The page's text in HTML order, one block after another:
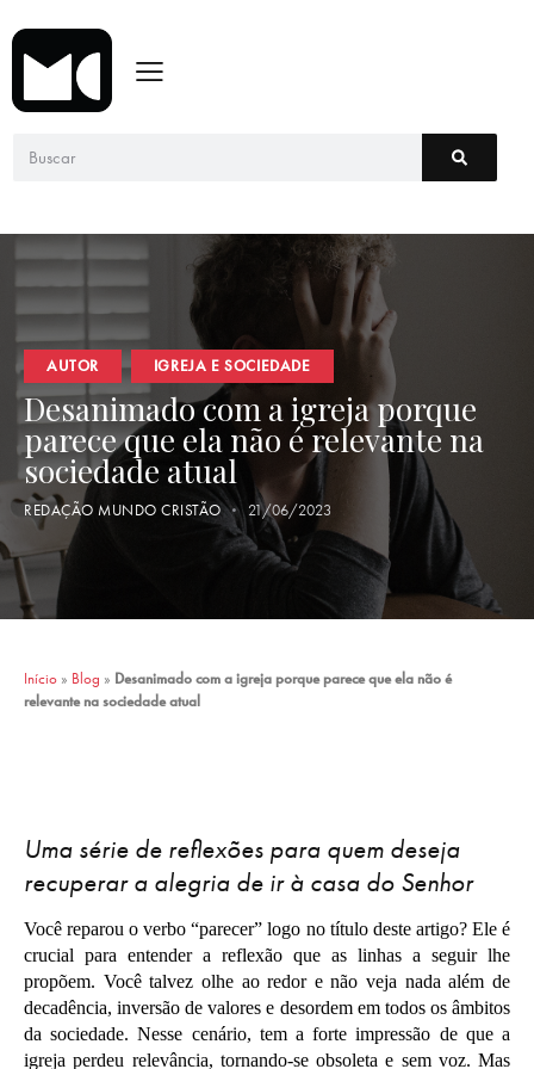
AUTOR IGREJA E SOCIEDADE
Desanimado com a igreja porque
parece que ela não é relevante na
sociedade atual
REDAÇÃO MUNDO CRISTÃO 21/06/2023
Início » Blog » Desanimado com a igreja porque parece que ela não é
relevante na sociedade atual
Uma série de reflexões para quem deseja
recuperar a alegria de ir à casa do Senhor
Você reparou o verbo “parecer” logo no título deste artigo? Ele é
crucial para entender a reflexão que as linhas a seguir lhe
propõem. Você talvez olhe ao redor e não veja nada além de
decadência, inversão de valores e desordem em todos os âmbitos
da sociedade. Nesse cenário, tem a forte impressão de que a
igreja perdeu relevância, tornando-se obsoleta e sem voz. Mas